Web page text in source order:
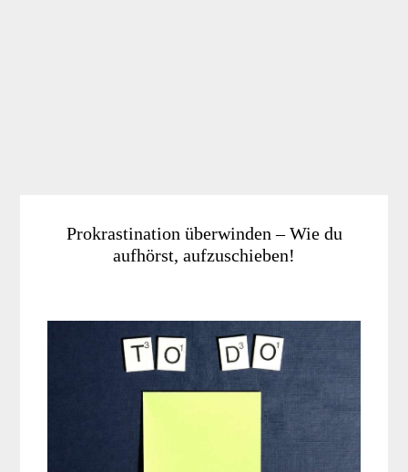
Prokrastination überwinden – Wie du
aufhörst, aufzuschieben!